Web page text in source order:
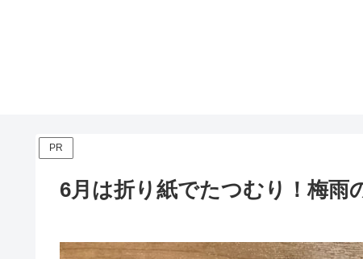
PR
6月は折り紙でたつむり！梅雨